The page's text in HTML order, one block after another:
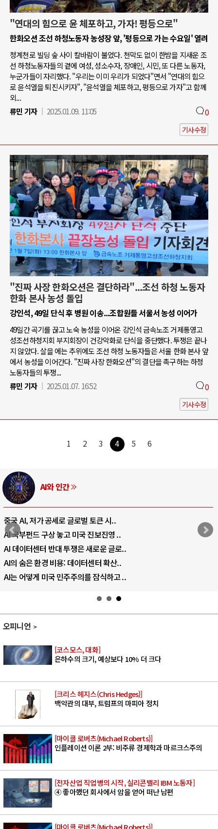
"연대의 힘으로 윤 체포하고, 가자! 평등으로"
한화오션 조선 하청노동자 농성장 앞, '평등으로 가는 수요일' 열려
청계천로 빌딩 숲 사이 칼바람이 불었다. 천막도 없이 한밤을 지새운 조
선 하청노동자들의 곁에 여성, 성소수자, 장애인, 시민, 또 다른 노동자,
누군가들이 자리했다. "우리는 이미 우리가 되었다"면서 "연대의 힘으
로 윤석열을 퇴진시키자", "윤석열을 체포하고, 평등으로 가자"고 함께
외...
류민 기자
2025.01.09. 11:05 0
기사수정
"진짜 사장 한화오션은 결단하라"...조선 하청 노동자
한화 본사 농성 돌입
강인석, 49일 단식 후 병원 이송...조합원들 서울서 농성 이어가
49일간 곡기를 끊고 노숙 농성을 이어온 강인석 금속노조 거제통영고
성조선하청지회 부지회장이 건강악화로 단식을 중단했다. 투쟁은 끝나
지 않았다. 살을 에는 추위에도 조선 하청 노동자들은 서울 한화 본사 앞
에서 농성을 이어간다. "진짜 사장 한화오션"의 결단을 촉구하는 하청
노동자들의 투쟁...
류민 기자
2025.01.07. 16:52 0
기사수정
1 2 3 4 5 6
시..
진영 ..
운 글로..
확산..
식하고 ..
전쟁의 추상화: 우크라이나,
EU·우크라이나 드론 협력 직
나토, 우크라 군사지원 2027
러·우크라, 대규모 공습 주고
오피니언
[코스모스, 대화]
은하수의 크기, 예상보다 10% 더 크다
[크리스 헤지스(Chris Hedges)]
백악관의 대부, 트럼프의 마피아 정치
[마이클 로버츠(Michael Roberts)]
인플레이션 이론 2부: 비주류 경제학과 마르크스주의
[전자산업 직업병의 시작, 실리콘밸리 IBM 노동자]
④ 좋아했던 회사에서 암을 얻어 떠난 남편
[마이클 로버츠(Michael Roberts)]